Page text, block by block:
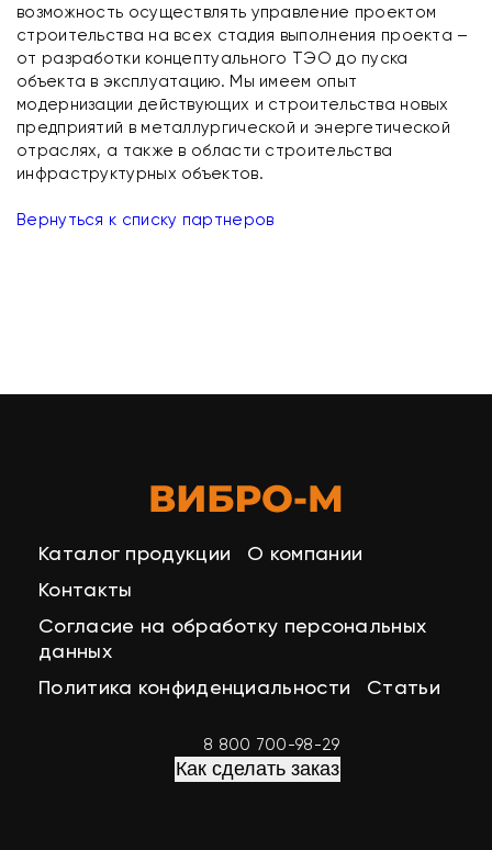
возможность осуществлять управление проектом
строительства на всех стадия выполнения проекта –
от разработки концептуального ТЭО до пуска
объекта в эксплуатацию. Мы имеем опыт
модернизации действующих и строительства новых
предприятий в металлургической и энергетической
отраслях, а также в области строительства
инфраструктурных объектов.
Вернуться к списку партнеров
Каталог продукции
О компании
Контакты
Согласие на обработку персональных
данных
Политика конфиденциальности
Статьи
8 800 700-98-29
Как сделать заказ